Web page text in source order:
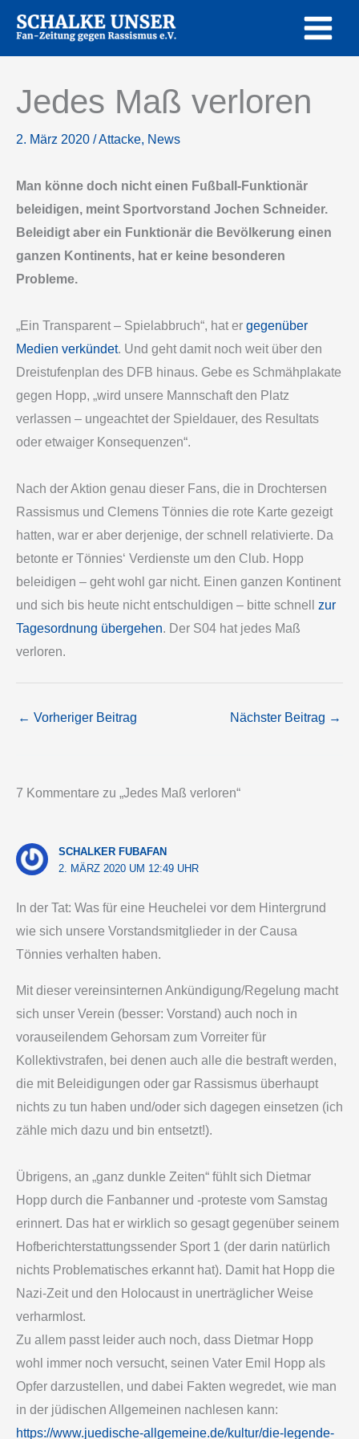
Inhalt
springen
Jedes Maß verloren
2. März 2020 /Attacke, News
Man könne doch nicht einen Fußball-Funktionär
beleidigen, meint Sportvorstand Jochen Schneider.
Beleidigt aber ein Funktionär die Bevölkerung einen
ganzen Kontinents, hat er keine besonderen
Probleme.
„Ein Transparent – Spielabbruch“, hat er gegenüber
Medien verkündet. Und geht damit noch weit über den
Dreistufenplan des DFB hinaus. Gebe es Schmähplakate
gegen Hopp, „wird unsere Mannschaft den Platz
verlassen – ungeachtet der Spieldauer, des Resultats
oder etwaiger Konsequenzen“.
Nach der Aktion genau dieser Fans, die in Drochtersen
Rassismus und Clemens Tönnies die rote Karte gezeigt
hatten, war er aber derjenige, der schnell relativierte. Da
betonte er Tönnies‘ Verdienste um den Club. Hopp
beleidigen – geht wohl gar nicht. Einen ganzen Kontinent
und sich bis heute nicht entschuldigen – bitte schnell zur
Tagesordnung übergehen. Der S04 hat jedes Maß
verloren.
← Vorheriger Beitrag Nächster Beitrag →
7 Kommentare zu „Jedes Maß verloren“
SCHALKER FUBAFAN
2. MÄRZ 2020 UM 12:49 UHR
In der Tat: Was für eine Heuchelei vor dem Hintergrund
wie sich unsere Vorstandsmitglieder in der Causa
Tönnies verhalten haben.
Mit dieser vereinsinternen Ankündigung/Regelung macht
sich unser Verein (besser: Vorstand) auch noch in
vorauseilendem Gehorsam zum Vorreiter für
Kollektivstrafen, bei denen auch alle die bestraft werden,
die mit Beleidigungen oder gar Rassismus überhaupt
nichts zu tun haben und/oder sich dagegen einsetzen (ich
zähle mich dazu und bin entsetzt!).
Übrigens, an „ganz dunkle Zeiten“ fühlt sich Dietmar
Hopp durch die Fanbanner und -proteste vom Samstag
erinnert. Das hat er wirklich so gesagt gegenüber seinem
Hofberichterstattungssender Sport 1 (der darin natürlich
nichts Problematisches erkannt hat). Damit hat Hopp die
Nazi-Zeit und den Holocaust in unerträglicher Weise
verharmlost.
Zu allem passt leider auch noch, dass Dietmar Hopp
wohl immer noch versucht, seinen Vater Emil Hopp als
Opfer darzustellen, und dabei Fakten wegredet, wie man
in der jüdischen Allgemeinen nachlesen kann:
https://www.juedische-allgemeine.de/kultur/die-legende-